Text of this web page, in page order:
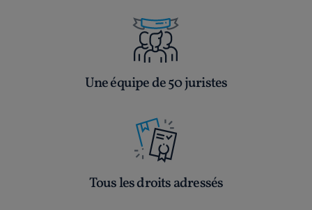
Une équipe de 50 juristes
Tous les droits adressés